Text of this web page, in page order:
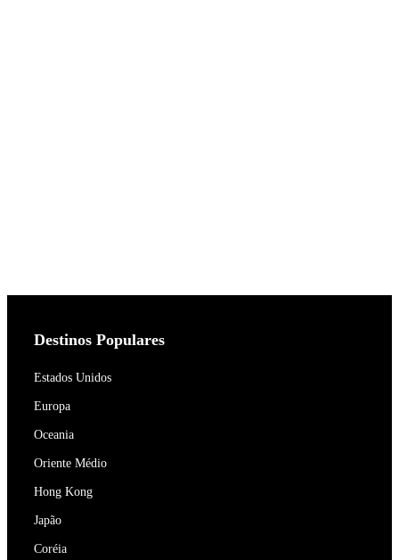
Destinos Populares
Estados Unidos
Europa
Oceania
Oriente Médio
Hong Kong
Japão
Coréia